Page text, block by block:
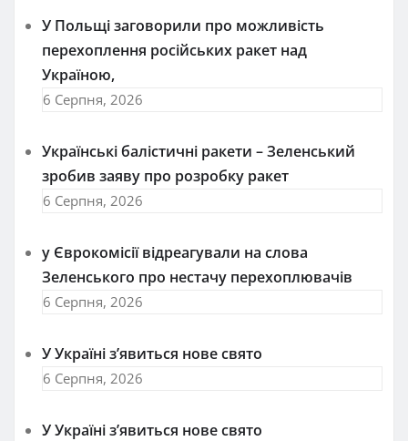
У Польщі заговорили про можливість
перехоплення російських ракет над
Україною,
6 Серпня, 2026
Українські балістичні ракети – Зеленський
зробив заяву про розробку ракет
6 Серпня, 2026
у Єврокомісії відреагували на слова
Зеленського про нестачу перехоплювачів
6 Серпня, 2026
У Україні з’явиться нове свято
6 Серпня, 2026
У Україні з’явиться нове свято